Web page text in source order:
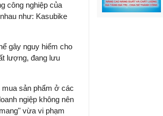
công nghiệp của
như: Kasubike
gây nguy hiểm cho
lượng, đang lưu
sản phẩm ở các
ngiệp không nên
vừa vi phạm